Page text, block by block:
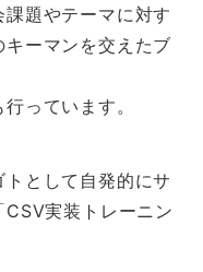
題やテーマに対す
ーマンを交えたブ
っています。
として自発的にサ
実装トレーニン